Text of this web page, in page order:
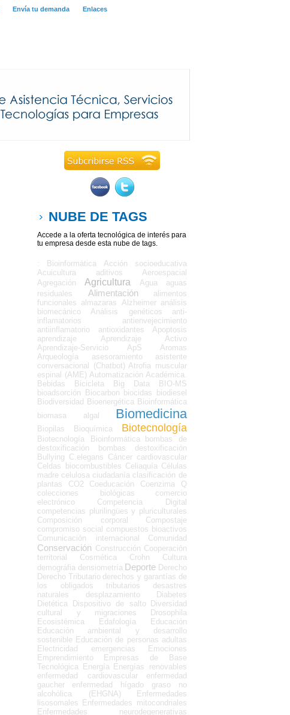
Envía tu demanda Enlaces
NUBE DE TAGS
Accede a la oferta tecnológica de interés para
tu empresa desde esta nube de tags.
: Bioinformática
Acción socioeducativa
Acuicultura
aditivos
Aeroespacial
Agregación
Agricultura Agua
aguas
residuales
Alimentación
alimentos
funcionales almazaras Alzheimer análisis
biomecánico
Análisis genéticos
anti-
inflamatorios
antienvejecimiento
antiinflamatorio
antioxidantes
Apoptosis
aprendizaje
Aprendizaje Activo
Aprendizaje-Servicio
ApS
Aromas
Arqueología
asesoramiento
asistente
conversacional (Chatbot) Atrofia muscular
espinal (AME) Automatización Académica.
Bebidas
Bicicleta Big Data
BIO-MS
bioadsorción
Biocarbon biocidas
biodiesel
Biodiversidad
Bioenergética Bioinformática
biomasa algal
Biomedicina
Biopilas Bioquímica Biotecnología
Biotecnología Bioinformática
bombas de
destoxificación
bombas destoxificación
Bullying C.elegans Cáncer cardiovascular
Celdas biocombustibles Celiaquía Células
madre celulosa ciudadanía clasificación de
plantas
CO2 Coeducación
Coenzima Q
colecciones biológicas
comercio
electrónico
Competencia Digital
competencias plurilingües y pluriculturales
Composición corporal
Compostaje
compromiso social compuestos bioactivos
Comunicación internacional
Comunidad
Conservación Construcción Cooperación
territorial
Cosmética Crohn
Cultura
demográfia densiometría Deporte Derecho
Derecho Tributario derechos y garantías de
los obligados tributarios
desastres
naturales
desplazamiento
Diabetes
Dietética
Dispositivo de salto
Diversidad
cultural y migraciones
Drosophila
Ecosistémica
Edafología
Educación
Educación ambiental y desarrollo
sostenible Educación de personas adultas
Electricidad
emergencias
Emociones
Emprendimiento
Empresas de Base
Tecnológica Energía Energías renovables
enfermedad cardiovascular
enfermedad
gaucher
enfermedad hígado graso no
alcohólica (EHGNA)
Enfermedades
lisosomales Enfermedades mitocondriales
Enfermedades neurodegenerativas